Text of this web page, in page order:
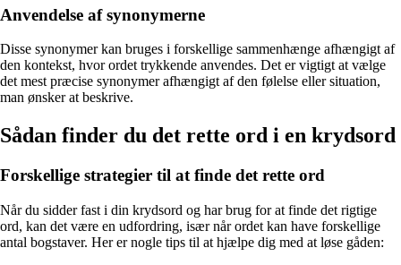
Anvendelse af synonymerne
Disse synonymer kan bruges i forskellige sammenhænge afhængigt af
den kontekst, hvor ordet trykkende anvendes. Det er vigtigt at vælge
det mest præcise synonymer afhængigt af den følelse eller situation,
man ønsker at beskrive.
Sådan finder du det rette ord i en krydsord
Forskellige strategier til at finde det rette ord
Når du sidder fast i din krydsord og har brug for at finde det rigtige
ord, kan det være en udfordring, især når ordet kan have forskellige
antal bogstaver. Her er nogle tips til at hjælpe dig med at løse gåden: